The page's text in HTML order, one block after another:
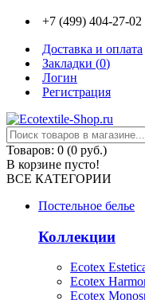
+7 (499) 404-27-02
Доставка и оплата
Закладки (0)
Логин
Регистрация
Товаров: 0 (0 руб.)
В корзине пусто!
ВСЕ КАТЕГОРИИ
Постельное белье
Коллекции
Ecotex
Ecotex
Ecotex